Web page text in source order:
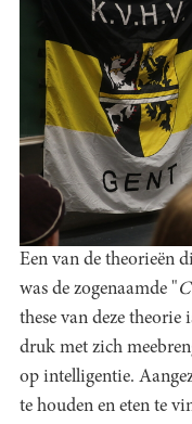
Een van de theorieën
was de zogenaamde "
these van deze theorie
druk met zich
op intelligentie.
te houden en eten te